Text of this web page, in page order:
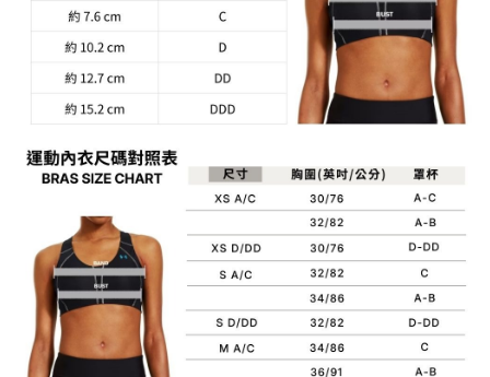
請求用戶進行身份認證。
５．嚴禁一人註冊多個帳號或使用他人資訊註冊。若發現惡意使用之情形，
恩沛科技股份有限公司將有權停止該用戶之使用額度並採取法律行動。